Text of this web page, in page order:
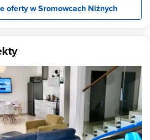
oferty w Sromowcach Niżnych